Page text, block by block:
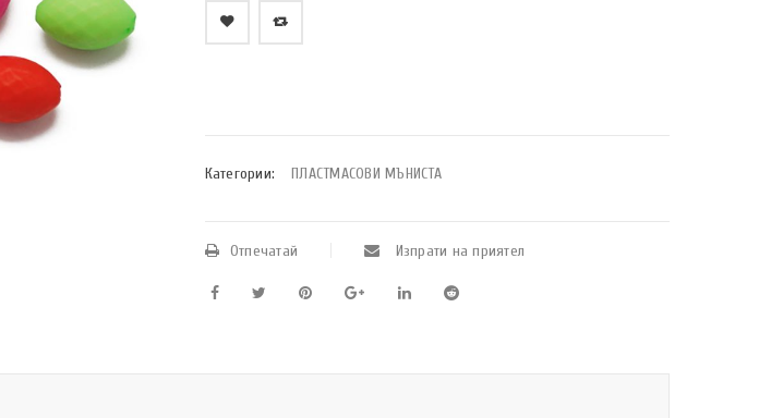
Категории: ПЛАСТМАСОВИ МЪНИСТА
Отпечатай Изпрати на приятел